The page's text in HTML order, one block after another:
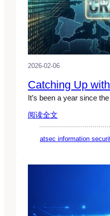
2026-02-06
Catching Up
It’s been a year since
阅读全文
atsec information